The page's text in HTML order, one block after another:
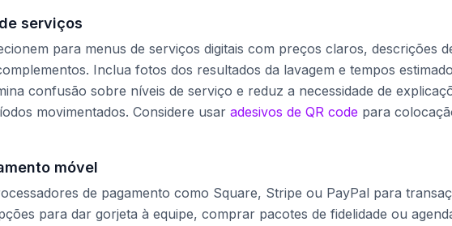
serviços
para menus de serviços digitais com preços claros, descrições
Inclua fotos dos resultados da lavagem e tempos
confusão sobre níveis de serviço e reduz a necessidade de
movimentados. Considere usar adesivos de QR code para
móvel
de pagamento como Square, Stripe ou PayPal para
para dar gorjeta à equipe, comprar pacotes de fidelidade ou